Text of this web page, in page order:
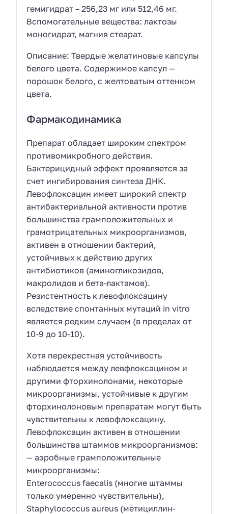
гемигидрат – 256,23 мг или 512,46 мг.
Вспомогательные вещества: лактозы
моногидрат, магния стеарат.
Описание: Твердые желатиновые капсулы
белого цвета. Содержимое капсул —
порошок белого, с желтоватым оттенком
цвета.
Фармакодинамика
Препарат обладает широким спектром
противомикробного действия.
Бактерицидный эффект проявляется за
счет ингибирования синтеза ДНК.
Левофлоксацин имеет широкий спектр
антибактериальной активности против
большинства грамположительных и
грамотрицательных микроорганизмов,
активен в отношении бактерий,
устойчивых к действию других
антибиотиков (аминогликозидов,
макролидов и бета-лактамов).
Резистентность к левофлоксацину
вследствие спонтанных мутаций in vitro
является редким случаем (в пределах от
10-9 до 10-10).
Хотя перекрестная устойчивость
наблюдается между левфлоксацином и
другими фторхинолонами, некоторые
микроорганизмы, устойчивые к другим
фторхинолоновым препаратам могут быть
чувствительны к левофлоксацину.
Левофлоксацин активен в отношении
большинства штаммов микроорганизмов:
— аэробные грамположительные
микроорганизмы:
Enterococcus faecalis (многие штаммы
только умеренно чувствительны),
Staphylococcus aureus (метициллин-